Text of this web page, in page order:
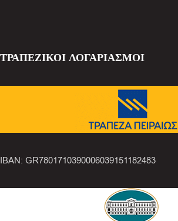
ΤΡΑΠΕΖΙΚΟΙ ΛΟΓΑΡΙΑΣΜΟΙ
IBAN: GR7801710390006039151182483